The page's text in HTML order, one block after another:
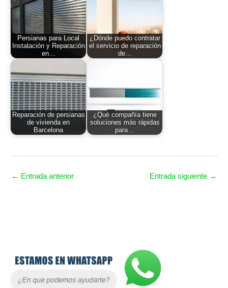
Persianas para Local
Instalación y Reparación
en…
¿Dónde puedo contratar
el servicio de reparación
de…
Reparación de persianas
de vivienda en
Barcelona
¿Qué compañía tiene
soluciones más rápidas
para…
← Entrada anterior Entrada siguiente →